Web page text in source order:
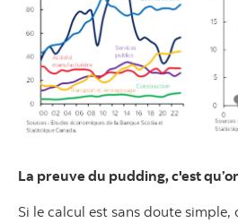
La preuve du pudding, c'est
Si le calcul est sans doute simple,